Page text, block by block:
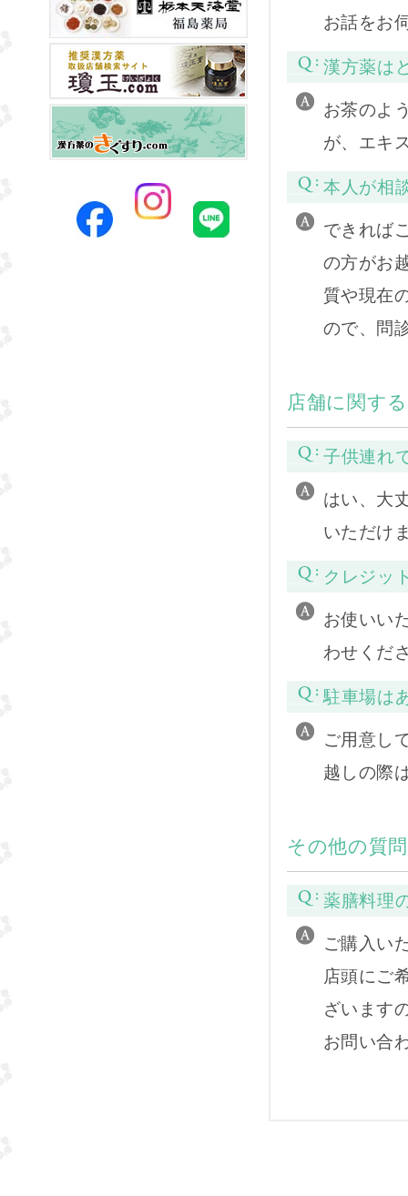
お話をお
漢方薬は
お茶のよ
が、エキ
本人が相
できれば
の方がお
質や現在
ので、問
店舗に関す
子供連れ
はい、大
いただけ
クレジッ
お使いい
わせくだ
駐車場は
ご用意し
越しの際
その他の質問
薬膳料理
ご購入い
店頭にご
ざいます
お問い合